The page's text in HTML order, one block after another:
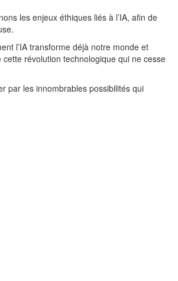
les enjeux éthiques liés à l’IA, afin de
l’IA transforme déjà notre monde et
révolution technologique qui ne cesse
par les innombrables possibilités qui